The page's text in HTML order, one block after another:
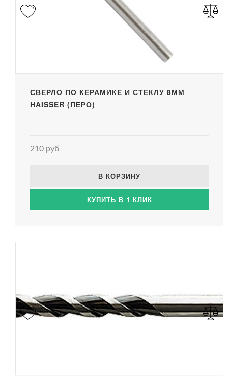
СВЕРЛО ПО КЕРАМИКЕ И СТЕКЛУ 8ММ
HAISSER (ПЕРО)
210 руб
В КОРЗИНУ
КУПИТЬ В 1 КЛИК